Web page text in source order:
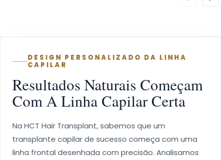
DESIGN PERSONALIZADO DA LINHA
CAPILAR
Resultados Naturais Começam
Com A Linha Capilar Certa
Na HCT Hair Transplant, sabemos que um
transplante capilar de sucesso começa com uma
linha frontal desenhada com precisão. Analisamos